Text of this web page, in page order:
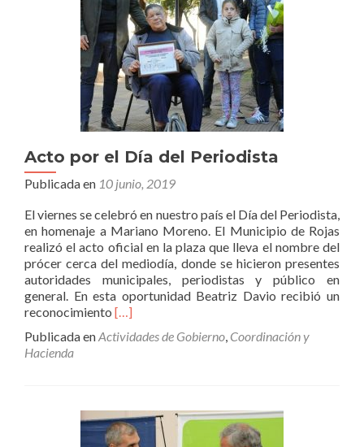
Acto por el Día del Periodista
Publicada en 10 junio, 2019
El viernes se celebró en nuestro país el Día del Periodista,
en homenaje a Mariano Moreno. El Municipio de Rojas
realizó el acto oficial en la plaza que lleva el nombre del
prócer cerca del mediodía, donde se hicieron presentes
autoridades municipales, periodistas y público en
general. En esta oportunidad Beatriz Davio recibió un
reconocimiento Leer
por
Periodista
[…]
Publicada enActividades de Gobierno, Coordinación y
Hacienda